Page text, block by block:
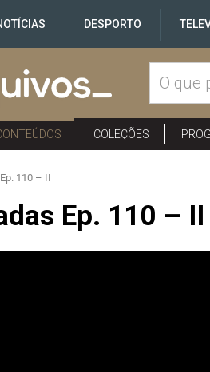
DESPORTO
COLEÇÕES
110 – II
Ep. 110 – II